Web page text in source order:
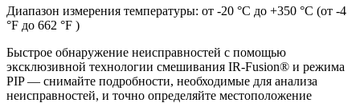
Диапазон измерения температуры: от -20 °C до +350 °C (от -4
°F до 662 °F )
Быстрое обнаружение неисправностей с помощью
эксклюзивной технологии смешивания IR-Fusion® и режима
PIP — снимайте подробности, необходимые для анализа
неисправностей, и точно определяйте местоположение